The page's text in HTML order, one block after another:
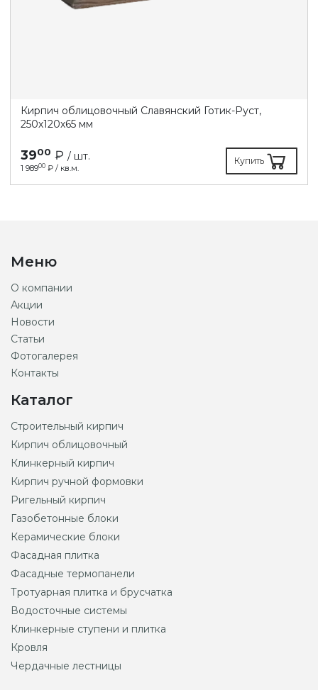
Кирпич облицовочный Славянский Готик-Руст,
250х120х65 мм
3900 ₽ / шт.
1 98900 ₽ / кв.м.
Купить
Меню
О компании
Акции
Новости
Статьи
Фотогалерея
Контакты
Каталог
Строительный кирпич
Кирпич облицовочный
Клинкерный кирпич
Кирпич ручной формовки
Ригельный кирпич
Газобетонные блоки
Керамические блоки
Фасадная плитка
Фасадные термопанели
Тротуарная плитка и брусчатка
Водосточные системы
Клинкерные ступени и плитка
Кровля
Чердачные лестницы